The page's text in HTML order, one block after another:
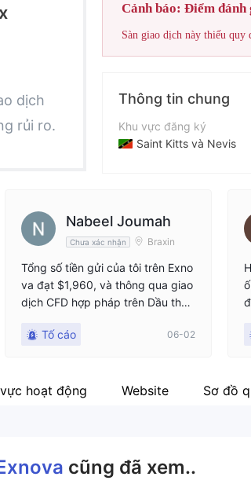
dịch
rủi ro.
Cảnh báo: Điểm
Sàn giao dịch này thiếu
Thông tin chung
Khu vực đăng ký
Saint Kitts và Nevis
Tên công ty
Digital Smart LLC
Nabeel Joumah
Chưa xác nhận Braxin
Tổng số tiền gửi của tôi trên Exno
va đạt $1,960, và thông qua giao
dịch CFD hợp pháp trên Dầu thô
a tôi đạt $2,957.27. Vào ngày 24 t
$2,000 của tôi và dần dần xóa tấ
ng sử dụng một cuộc xem xét nội
bộ không xác định thời gian để gi
Tố cáo 06-02
hoạt động Website Sơ đồ
cũng đã xem..